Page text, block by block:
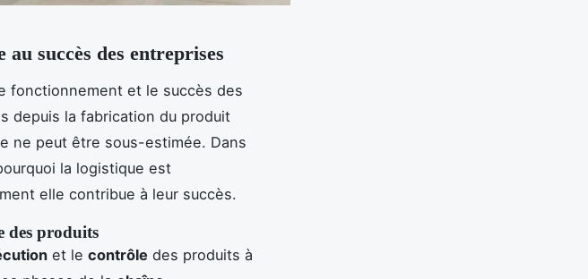
succès des entreprises
fonctionnement et le succès des
depuis la fabrication du produit
ne peut être sous-estimée. Dans
la logistique est
elle contribue à leur succès.
des produits
et le contrôle des produits à